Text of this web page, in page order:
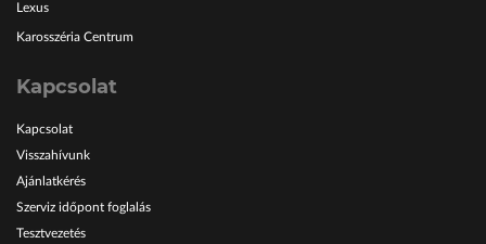
Lexus
Karosszéria Centrum
Kapcsolat
Kapcsolat
Visszahívunk
Ajánlatkérés
Szerviz időpont foglalás
Tesztvezetés